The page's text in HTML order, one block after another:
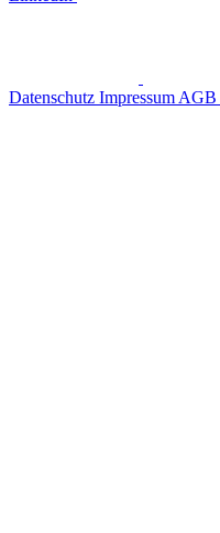
Datenschutz Impressum AGB